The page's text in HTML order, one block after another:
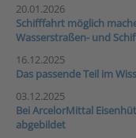
20.01.2026
Schifffahrt möglich
Wasserstraßen- und
16.12.2025
Das passende Teil im
03.12.2025
Bei ArcelorMittal
abgebildet